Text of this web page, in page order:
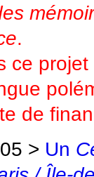
.
ce
de
> Un